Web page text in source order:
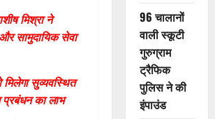
मिश्रा ने
सामुदायिक सेवा
सुव्यवस्थित
प्रबंधन का लाभ
96 चालानों
वाली स्कूटी
गुरुग्राम
ट्रैफिक
पुलिस ने की
इंपाउंड